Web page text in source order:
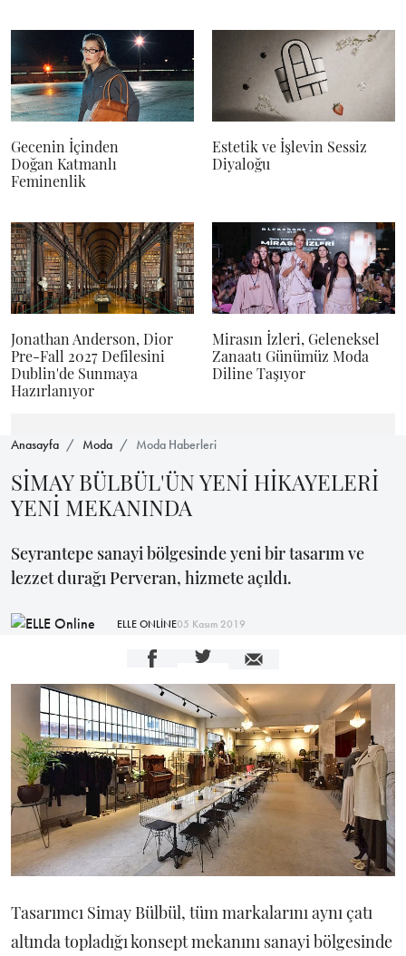
Gecenin İçinden
Doğan Katmanlı
Feminenlik
Estetik ve İşlevin Sessiz
Diyaloğu
Jonathan Anderson, Dior
Pre-Fall 2027 Defilesini
Dublin'de Sunmaya
Hazırlanıyor
Mirasın İzleri, Geleneksel
Zanaatı Günümüz Moda
Diline Taşıyor
Anasayfa Moda Moda Haberleri
SİMAY BÜLBÜL'ÜN YENİ HİKAYELERİ
YENİ MEKANINDA
Seyrantepe sanayi bölgesinde yeni bir tasarım ve
lezzet durağı Perveran, hizmete açıldı.
ELLE ONLİNE05 Kasım 2019
Tasarımcı Simay Bülbül, tüm markalarını aynı çatı
altında topladığı konsept mekanını sanayi bölgesinde